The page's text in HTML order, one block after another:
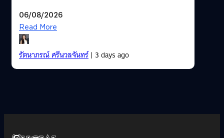
06/08/2026
Read More
รัตนาภรณ์ ศรีนวลจันทร์| 3 days ago